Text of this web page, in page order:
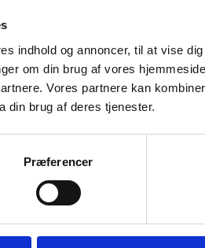
indhold og annoncer, til at vise
om din brug af vores
Vores partnere kan
din brug af deres tjenester.
Præferencer